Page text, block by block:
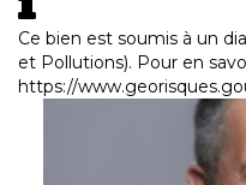
Ce bien est soumis à un
et Pollutions). Pour en
https://